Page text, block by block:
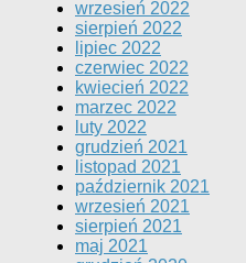
wrzesień 2022
sierpień 2022
lipiec 2022
czerwiec 2022
kwiecień 2022
marzec 2022
luty 2022
grudzień 2021
listopad 2021
październik 2021
wrzesień 2021
sierpień 2021
maj 2021